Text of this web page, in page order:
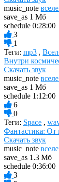
music_note
save_as 1 Мб
schedule 0:28:00
3
1
Теги: mp3 ,
Внутри
Скачать звук
music_note
save_as 1 Мб
schedule 1:12:00
6
0
Теги: Space ,
Фантастика: От
Скачать звук
music_note
save_as 1.3 Мб
schedule 0:36:00
3